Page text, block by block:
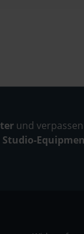
und